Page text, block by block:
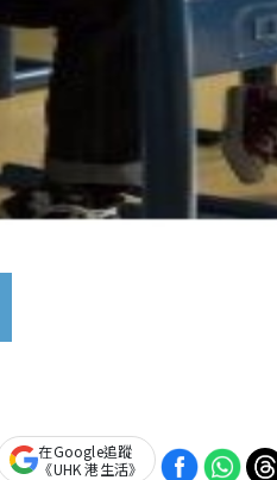
在Google追蹤
《UHK 港生活》